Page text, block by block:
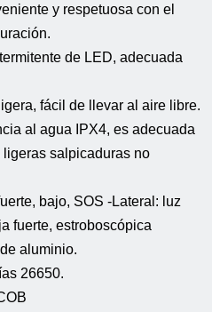
y respetuosa con el
de LED, adecuada
fácil de llevar al aire libre.
al agua IPX4, es adecuada
salpicaduras no
bajo, SOS -Lateral: luz
fuerte, estroboscópica
aluminio.
26650.